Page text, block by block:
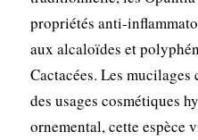
propriétés anti-
aux alcaloïdes et
Cactacées. Les
des usages cosmétiques
ornemental, cette espèce